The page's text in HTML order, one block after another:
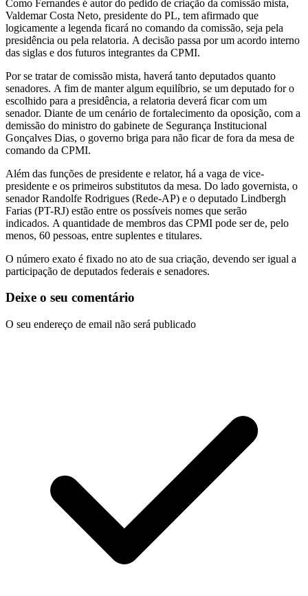
Como Fernandes é autor do pedido de criação da comissão mista,
Valdemar Costa Neto, presidente do PL, tem afirmado que
logicamente a legenda ficará no comando da comissão, seja pela
presidência ou pela relatoria. A decisão passa por um acordo interno
das siglas e dos futuros integrantes da CPMI.
Por se tratar de comissão mista, haverá tanto deputados quanto
senadores. A fim de manter algum equilíbrio, se um deputado for o
escolhido para a presidência, a relatoria deverá ficar com um
senador. Diante de um cenário de fortalecimento da oposição, com a
demissão do ministro do gabinete de Segurança Institucional
Gonçalves Dias, o governo briga para não ficar de fora da mesa de
comando da CPMI.
Além das funções de presidente e relator, há a vaga de vice-
presidente e os primeiros substitutos da mesa. Do lado governista, o
senador Randolfe Rodrigues (Rede-AP) e o deputado Lindbergh
Farias (PT-RJ) estão entre os possíveis nomes que serão
indicados. A quantidade de membros das CPMI pode ser de, pelo
menos, 60 pessoas, entre suplentes e titulares.
O número exato é fixado no ato de sua criação, devendo ser igual a
participação de deputados federais e senadores.
Deixe o seu comentário
O seu endereço de email não será publicado